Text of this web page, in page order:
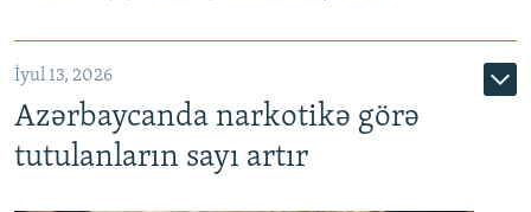
İyul 13, 2026
Azərbaycanda narkotikə görə
tutulanların sayı artır